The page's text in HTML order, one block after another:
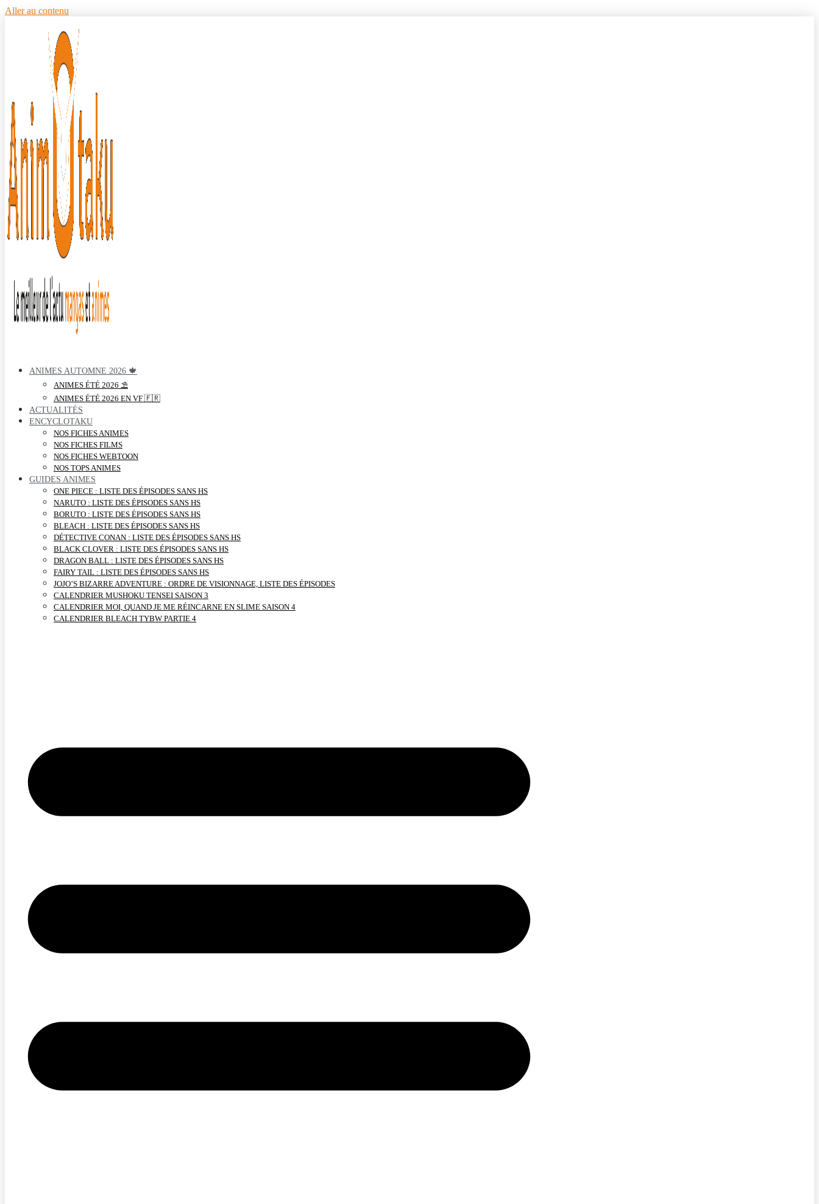
Aller au contenu
ANIMES AUTOMNE 2026 🍁
ANIMES ÉTÉ 2026 ⛱️
ANIMES ÉTÉ 2026 EN VF 🇫🇷
ACTUALITÉS
ENCYCLOTAKU
NOS FICHES ANIMES
NOS FICHES FILMS
NOS FICHES WEBTOON
NOS TOPS ANIMES
GUIDES ANIMES
ONE PIECE : LISTE DES ÉPISODES SANS HS
NARUTO : LISTE DES ÉPISODES SANS HS
BORUTO : LISTE DES ÉPISODES SANS HS
BLEACH : LISTE DES ÉPISODES SANS HS
DÉTECTIVE CONAN : LISTE DES ÉPISODES SANS HS
BLACK CLOVER : LISTE DES ÉPISODES SANS HS
DRAGON BALL : LISTE DES ÉPISODES SANS HS
FAIRY TAIL : LISTE DES ÉPISODES SANS HS
JOJO’S BIZARRE ADVENTURE : ORDRE DE VISIONNAGE, LISTE DES ÉPISODES
CALENDRIER MUSHOKU TENSEI SAISON 3
CALENDRIER MOI, QUAND JE ME RÉINCARNE EN SLIME SAISON 4
CALENDRIER BLEACH TYBW PARTIE 4